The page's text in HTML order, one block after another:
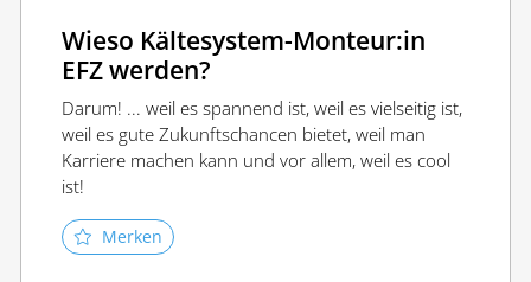
Wieso Kältesystem-Monteur:in
EFZ werden?
Darum! ... weil es spannend ist, weil es vielseitig ist,
weil es gute Zukunftschancen bietet, weil man
Karriere machen kann und vor allem, weil es cool
ist!
Merken